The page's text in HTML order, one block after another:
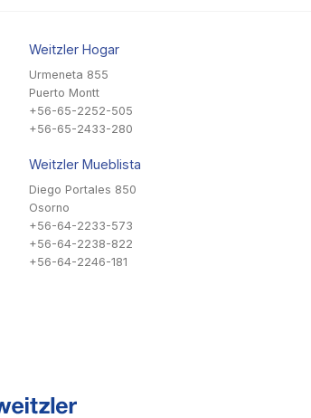
Weitzler Hogar
Urmeneta 855
Puerto Montt
+56-65-2252-505
+56-65-2433-280
Weitzler Mueblista
Diego Portales 850
Osorno
+56-64-2233-573
+56-64-2238-822
+56-64-2246-181